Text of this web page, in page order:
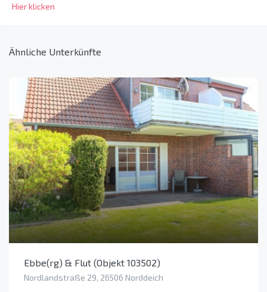
Hier klicken
Ähnliche Unterkünfte
Ebbe(rg) & Flut (Objekt 103502)
Nordlandstraße 29, 26506 Norddeich